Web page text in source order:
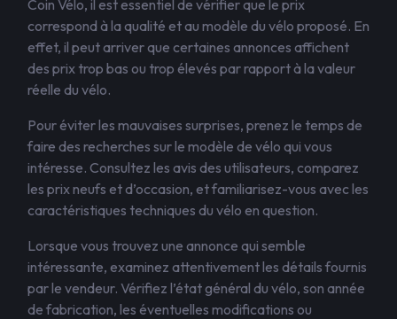
Coin Vélo, il est essentiel de vérifier que le prix
correspond à la qualité et au modèle du vélo proposé. En
effet, il peut arriver que certaines annonces affichent
des prix trop bas ou trop élevés par rapport à la valeur
réelle du vélo.
Pour éviter les mauvaises surprises, prenez le temps de
faire des recherches sur le modèle de vélo qui vous
intéresse. Consultez les avis des utilisateurs, comparez
les prix neufs et d’occasion, et familiarisez-vous avec les
caractéristiques techniques du vélo en question.
Lorsque vous trouvez une annonce qui semble
intéressante, examinez attentivement les détails fournis
par le vendeur. Vérifiez l’état général du vélo, son année
de fabrication, les éventuelles modifications ou